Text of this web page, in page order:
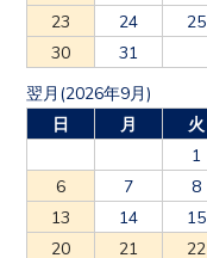
23
24 25
30
31
翌月(2026年9月)
日
月 火
1
6
7 8
13
14 15
20
21 22